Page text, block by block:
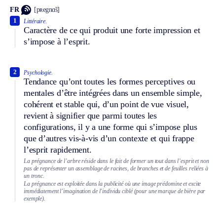
FR [pʀegnɑ̃s]
Littéraire.
Caractère de ce qui produit une forte impression et
s’impose à l’esprit.
1
Psychologie.
Tendance qu’ont toutes les formes perceptives ou
mentales d’être intégrées dans un ensemble simple,
cohérent et stable qui, d’un point de vue visuel,
revient à signifier que parmi toutes les
configurations, il y a une forme qui s’impose plus
que d’autres vis-à-vis d’un contexte et qui frappe
l’esprit rapidement.
2
La prégnance de l’arbre réside dans le fait de former un tout dans l’esprit et non
pas de représenter un assemblage de racines, de branches et de feuilles reliées à
un tronc.
La prégnance est exploitée dans la publicité où une image prédomine et excite
immédiatement l’imagination de l’individu ciblé (pour une marque de bière par
exemple).